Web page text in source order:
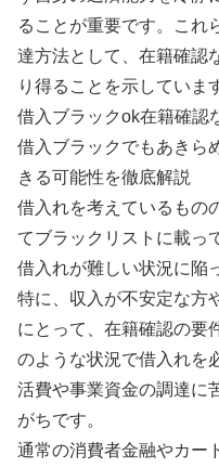
ることが重要です。これ
達方法として、在籍確認
り得ることを示していま
借入ブラックok在籍確認
借入ブラックでもあきら
きる可能性を徹底解説
借入れを考えているもの
てブラックリストに載っ
借入れが難しい状況に陥
特に、収入が不安定な方
にとって、在籍確認の要
のような状況で借入れを
活費や事業資金の調達に
がちです。
通常の消費者金融やカー